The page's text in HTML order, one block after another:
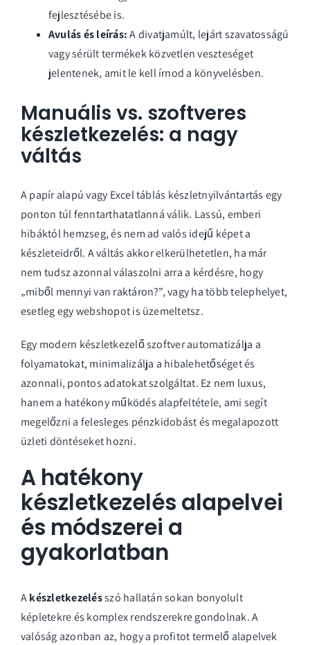
fejlesztésébe is.
Avulás és leírás:A divatjamúlt, lejárt szavatosságú
vagy sérült termékek közvetlen veszteséget
jelentenek, amit le kell írnod a könyvelésben.
Manuális vs. szoftveres
készletkezelés: a nagy
váltás
A papír alapú vagy Excel táblás készletnyilvántartás egy
ponton túl fenntarthatatlanná válik. Lassú, emberi
hibáktól hemzseg, és nem ad valós idejű képet a
készleteidről. A váltás akkor elkerülhetetlen, ha már
nem tudsz azonnal válaszolni arra a kérdésre, hogy
„miből mennyi van raktáron?”, vagy ha több telephelyet,
esetleg egy webshopot is üzemeltetsz.
Egy modern készletkezelő szoftver automatizálja a
folyamatokat, minimalizálja a hibalehetőséget és
azonnali, pontos adatokat szolgáltat. Ez nem luxus,
hanem a hatékony működés alapfeltétele, ami segít
megelőzni a felesleges pénzkidobást és megalapozott
üzleti döntéseket hozni.
A hatékony
készletkezelés alapelvei
és módszerei a
gyakorlatban
Akészletkezelésszó hallatán sokan bonyolult
képletekre és komplex rendszerekre gondolnak. A
valóság azonban az, hogy a profitot termelő alapelvek